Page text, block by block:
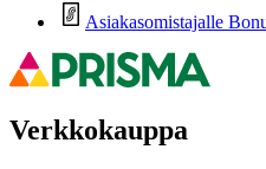
Asiakasomistajalle
Verkkokauppa